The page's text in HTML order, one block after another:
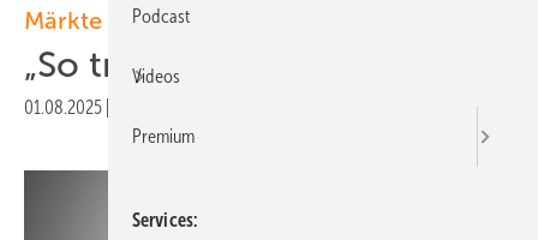
Märkte
„So trotze n wir der Krise“
01.08.2025
Podcast
Videos
Premium
Services